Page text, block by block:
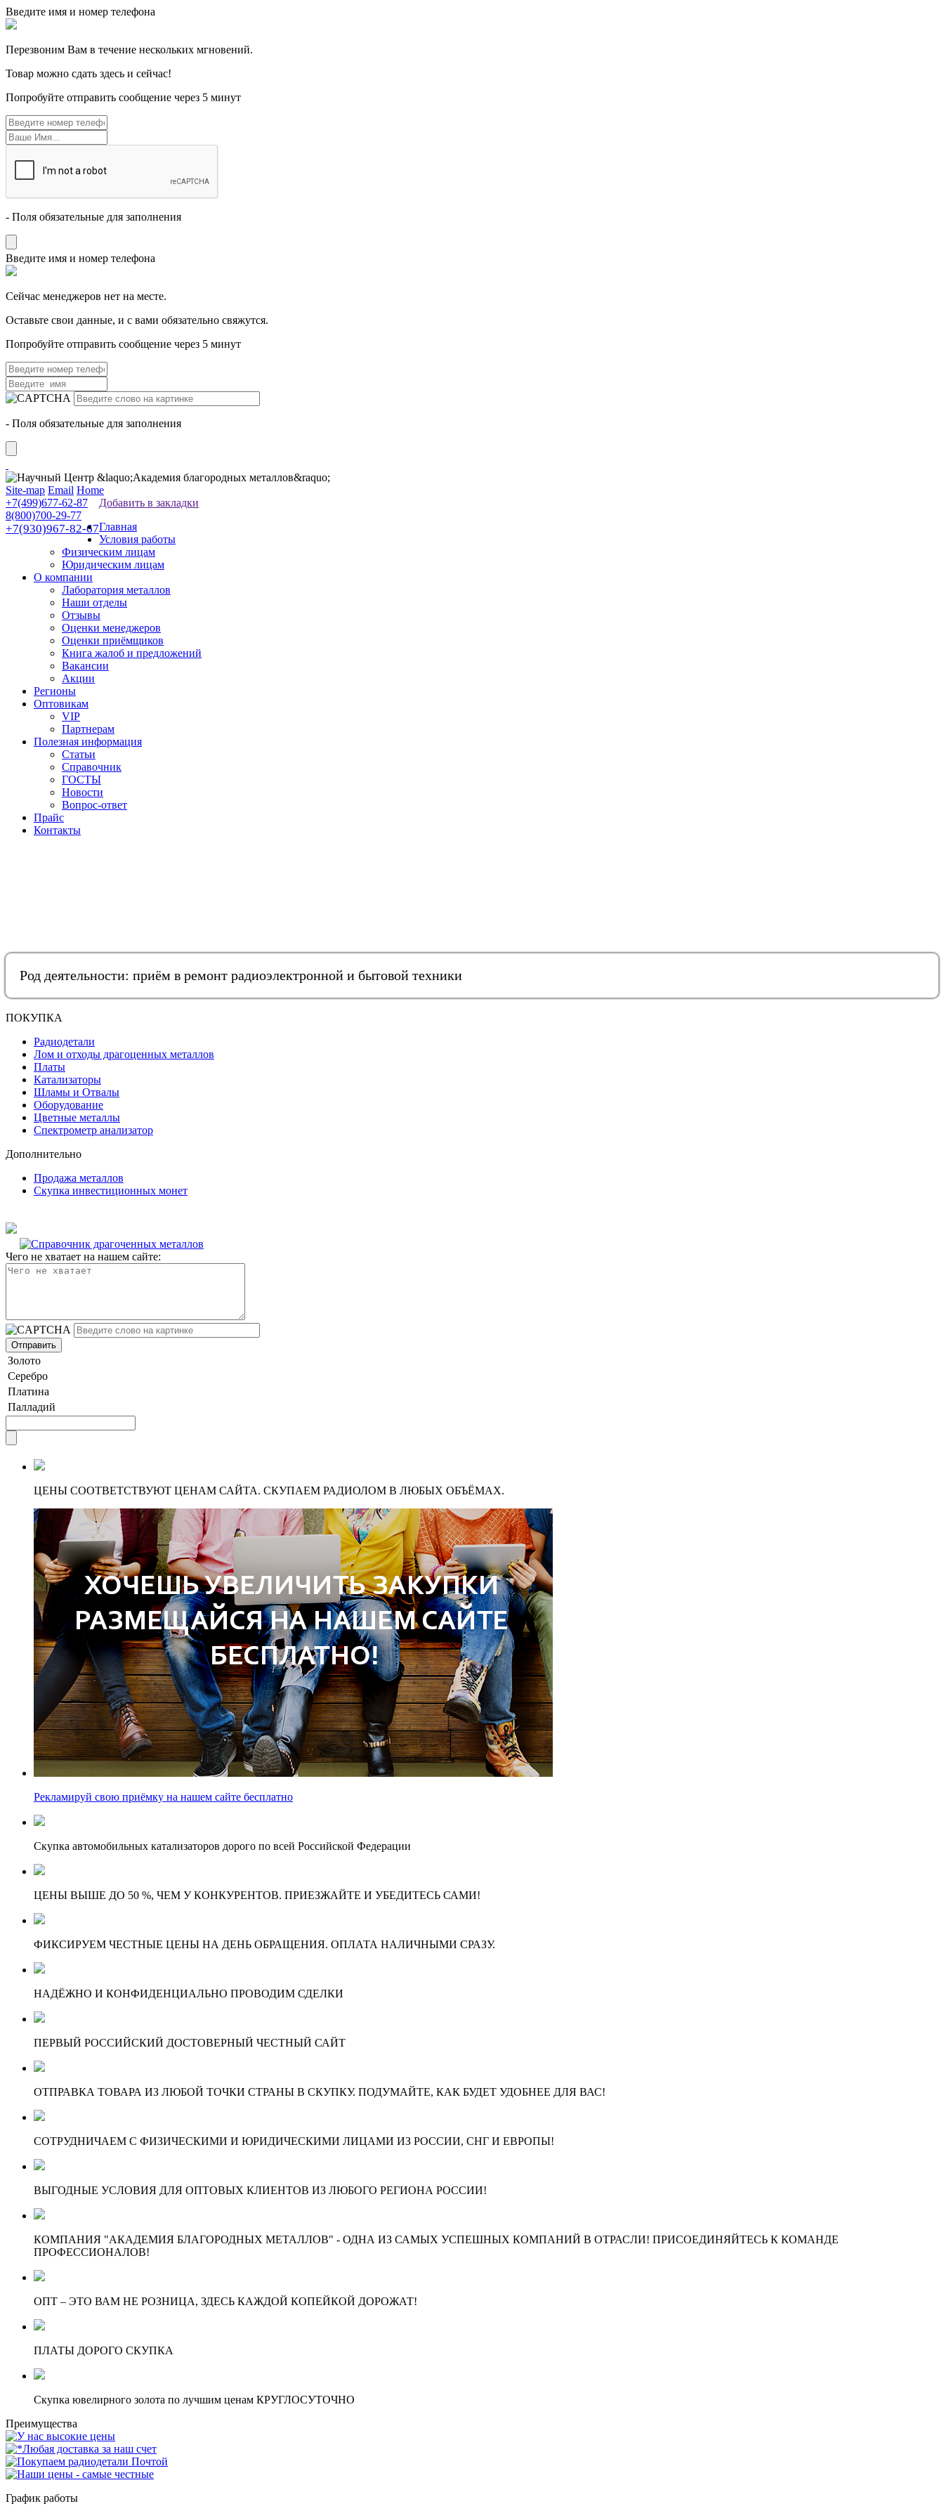
Введите имя и номер телефона
Перезвоним Вам в течение нескольких мгновений.
Товар можно сдать здесь и сейчас!
Попробуйте отправить сообщение через 5 минут
- Поля обязательные для заполнения
Введите имя и номер телефона
Cейчас менеджеров нет на месте.
Оставьте свои данные, и с вами обязательно свяжутся.
Попробуйте отправить сообщение через 5 минут
- Поля обязательные для заполнения
Site-map Email Home
+7(499)677-62-87
8(800)700-29-77
+7(930)967-82-67
Добавить в закладки
Главная
Условия работы
Физическим лицам
Юридическим лицам
О компании
Лаборатория металлов
Наши отделы
Отзывы
Оценки менеджеров
Оценки приёмщиков
Книга жалоб и предложений
Вакансии
Акции
Регионы
Оптовикам
VIP
Партнерам
Полезная информация
Статьи
Справочник
ГОСТЫ
Новости
Вопрос-ответ
Прайс
Контакты
Род деятельности: приём в ремонт радиоэлектронной и бытовой техники
ПОКУПКА
Радиодетали
Лом и отходы драгоценных металлов
Платы
Катализаторы
Шламы и Отвалы
Оборудование
Цветные металлы
Спектрометр анализатор
Дополнительно
Продажа металлов
Скупка инвестиционных монет
Чего не хватает на нашем сайте:
Золото
Серебро
Платина
Палладий
ЦЕНЫ СООТВЕТСТВУЮТ ЦЕНАМ САЙТА. СКУПАЕМ РАДИОЛОМ В ЛЮБЫХ ОБЪЁМАХ.
Рекламируй свою приёмку на нашем сайте бесплатно
Скупка автомобильных катализаторов дорого по всей Российской Федерации
ЦЕНЫ ВЫШЕ ДО 50 %, ЧЕМ У КОНКУРЕНТОВ. ПРИЕЗЖАЙТЕ И УБЕДИТЕСЬ САМИ!
ФИКСИРУЕМ ЧЕСТНЫЕ ЦЕНЫ НА ДЕНЬ ОБРАЩЕНИЯ. ОПЛАТА НАЛИЧНЫМИ СРАЗУ.
НАДЁЖНО И КОНФИДЕНЦИАЛЬНО ПРОВОДИМ СДЕЛКИ
ПЕРВЫЙ РОССИЙСКИЙ ДОСТОВЕРНЫЙ ЧЕСТНЫЙ САЙТ
ОТПРАВКА ТОВАРА ИЗ ЛЮБОЙ ТОЧКИ СТРАНЫ В СКУПКУ. ПОДУМАЙТЕ, КАК БУДЕТ УДОБНЕЕ ДЛЯ ВАС!
СОТРУДНИЧАЕМ С ФИЗИЧЕСКИМИ И ЮРИДИЧЕСКИМИ ЛИЦАМИ ИЗ РОССИИ, СНГ И ЕВРОПЫ!
ВЫГОДНЫЕ УСЛОВИЯ ДЛЯ ОПТОВЫХ КЛИЕНТОВ ИЗ ЛЮБОГО РЕГИОНА РОССИИ!
КОМПАНИЯ "АКАДЕМИЯ БЛАГОРОДНЫХ МЕТАЛЛОВ" - ОДНА ИЗ САМЫХ УСПЕШНЫХ КОМПАНИЙ В ОТРАСЛИ! ПРИСОЕДИНЯЙТЕСЬ К КОМАНДЕ
ПРОФЕССИОНАЛОВ!
ОПТ – ЭТО ВАМ НЕ РОЗНИЦА, ЗДЕСЬ КАЖДОЙ КОПЕЙКОЙ ДОРОЖАТ!
ПЛАТЫ ДОРОГО СКУПКА
Скупка ювелирного золота по лучшим ценам КРУГЛОСУТОЧНО
Преимущества
График работы